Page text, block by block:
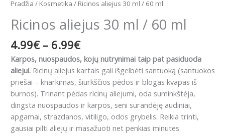
Pradžia / Kosmetika / Ricinos aliejus 30 ml / 60 ml
Ricinos aliejus 30 ml / 60 ml
4.99€ – 6.99€
Karpos, nuospaudos, kojų nutrynimai taip pat pasiduoda
aliejui. Ricinų aliejus kartais gali išgelbėti santuoką (santuokos
priešai – knarkimas, šiurkščios pėdos ir blogas kvapas iš
burnos). Trinant pėdas ricinų aliejumi, oda suminkštėja,
dingsta nuospaudos ir karpos, seni surandėję audiniai,
apgamai, strazdanos, vitiligo, odos grybelis. Reikia trinti,
gausiai pilti aliejų ir masažuoti net penkias minutes.